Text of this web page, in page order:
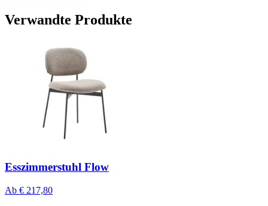
Verwandte Produkte
Esszimmerstuhl Flow
Ab € 217,80